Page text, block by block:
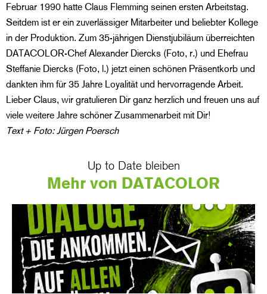
Februar 1990 hatte Claus Flemming seinen ersten Arbeitstag.
Seitdem ist er ein zuverlässiger Mitarbeiter und beliebter Kollege
in der Produktion. Zum 35-jährigen Dienstjubiläum überreichten
DATACOLOR-Chef Alexander Diercks (Foto, r.) und Ehefrau
Steffanie Diercks (Foto, l.) jetzt einen schönen Präsentkorb und
dankten ihm für 35 Jahre Loyalität und hervorragende Arbeit.
Lieber Claus, wir gratulieren Dir ganz herzlich und freuen uns auf
viele weitere Jahre schöner Zusammenarbeit mit Dir!
Text + Foto: Jürgen Poersch
Up to Date bleiben
Mehr von DATACOLOR